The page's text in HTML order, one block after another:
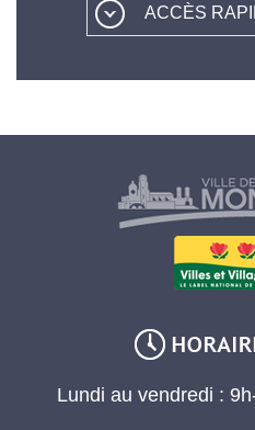
ACCÈS
Lundi au vendredi :